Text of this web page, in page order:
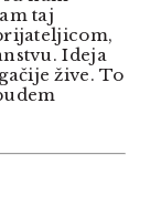
taj
Ideja
žive. To